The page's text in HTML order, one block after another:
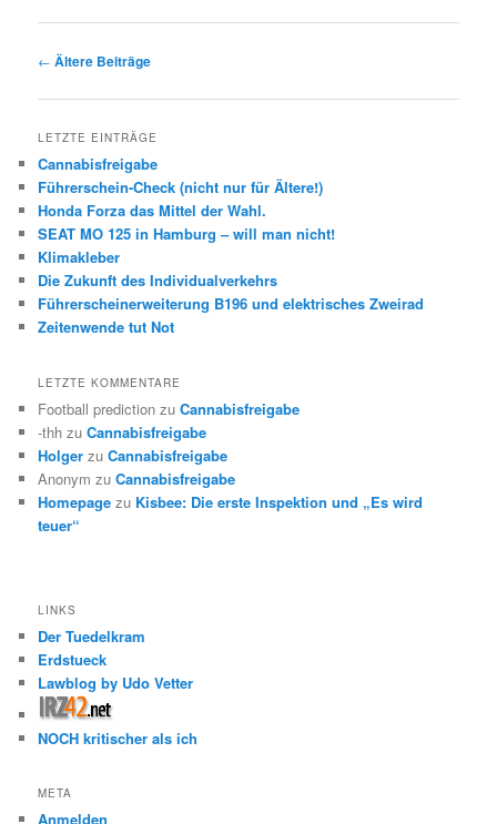
Beitrags-
← Ältere Beiträge
LETZTE EINTRÄGE
Cannabisfreigabe
Führerschein-Check (nicht nur für Ältere!)
Honda Forza das Mittel der Wahl.
SEAT MO 125 in Hamburg – will man nicht!
Klimakleber
Die Zukunft des Individualverkehrs
Führerscheinerweiterung B196 und elektrisches Zweirad
Zeitenwende tut Not
LETZTE KOMMENTARE
Football prediction zuCannabisfreigabe
-thh zuCannabisfreigabe
Holger zuCannabisfreigabe
Anonym zuCannabisfreigabe
Homepage zu Kisbee: Die erste Inspektion und „Es wird
teuer“
LINKS
Der Tuedelkram
Erdstueck
Lawblog by Udo Vetter
NOCH kritischer als ich
META
Anmelden